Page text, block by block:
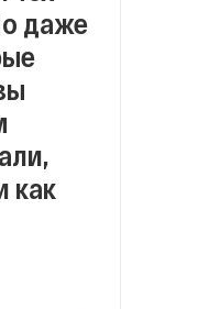
даже
как